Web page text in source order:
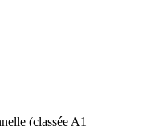
(classée A1